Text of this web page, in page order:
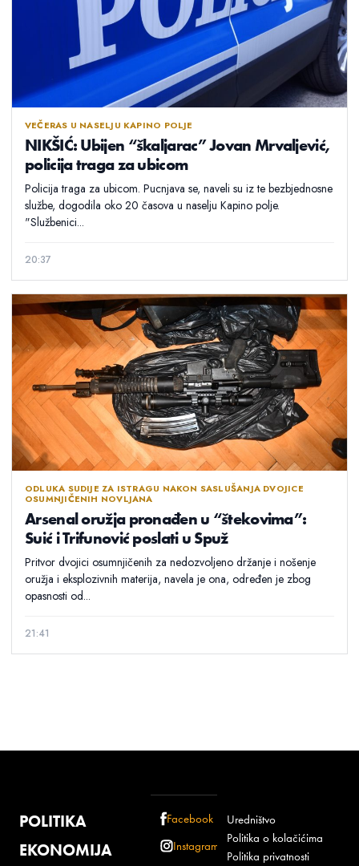
VEČERAS U NASELJU KAPINO POLJE
NIKŠIĆ: Ubijen “škaljarac” Jovan Mrvaljević,
policija traga za ubicom
Policija traga za ubicom. Pucnjava se, naveli su iz te bezbjednosne
službe, dogodila oko 20 časova u naselju Kapino polje.
"Službenici...
20:37
ODLUKA SUDIJE ZA ISTRAGU NAKON SASLUŠANJA DVOJICE
OSUMNJIČENIH NOVLJANA
Arsenal oružja pronađen u “štekovima”:
Suić i Trifunović poslati u Spuž
Pritvor dvojici osumnjičenih za nedozvoljeno držanje i nošenje
oružja i eksplozivnih materija, navela je ona, određen je zbog
opasnosti od...
21:41
POLITIKA
EKONOMIJA
Facebook
Instagram
Uredništvo
Politika o kolačićima
Politika privatnosti